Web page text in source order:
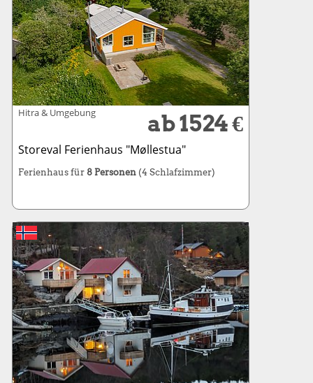
Hitra & Umgebung ab 1524 €
Storeval Ferienhaus "Møllestua"
Ferienhaus für 8 Personen (4 Schlafzimmer)